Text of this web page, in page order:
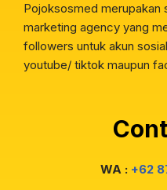
Pojoksosmed merupakan
marketing agency yang
followers untuk akun
youtube/ tiktok maupun
WA : +62